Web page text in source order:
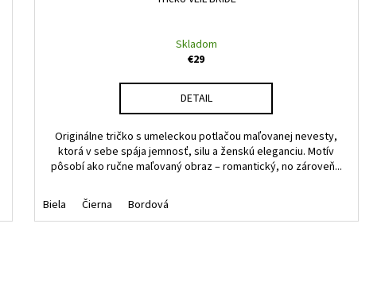
Skladom
€29
DETAIL
Originálne tričko s umeleckou potlačou maľovanej nevesty,
ktorá v sebe spája jemnosť, silu a ženskú eleganciu. Motív
pôsobí ako ručne maľovaný obraz – romantický, no zároveň...
Biela Čierna Bordová